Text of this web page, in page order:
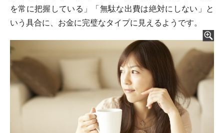
を常に把握している」「無駄な出費は絶対にしない」と
いう具合に、お金に完璧なタイプに見えるようです。